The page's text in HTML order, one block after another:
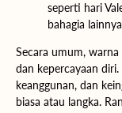
seperti hari
bahagia lainnya
Secara umum,
dan kepercayaan
keanggunan, dan
biasa atau langka.